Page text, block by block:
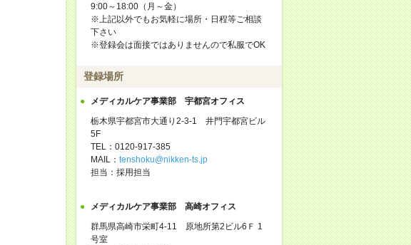
9:00～18:00（月～金）
※上記以外でもお気軽に場所・日程等ご相談
下さい
※登録会は面接ではありませんので私服でOK
登録場所
メディカルケア事業部 宇都宮オフィス
栃木県宇都宮市大通り2-3-1 井門宇都宮ビル
5F
TEL：0120-917-385
MAIL： tenshoku@nikken-ts.jp
担当：採用担当
メディカルケア事業部 高崎オフィス
群馬県高崎市栄町4-11 原地所第2ビル6Ｆ 1
号室